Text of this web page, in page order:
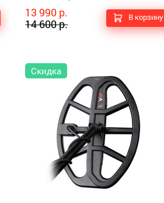
13 990 р.
14 600 р.
В корзину
Скидка